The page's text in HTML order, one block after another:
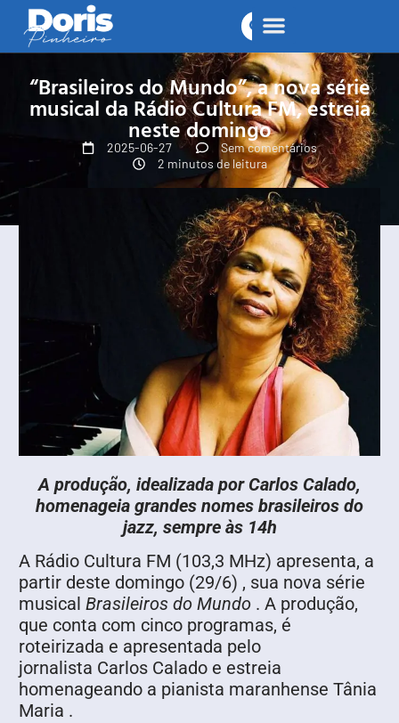
“Brasileiros do Mundo”, a nova série
musical da Rádio Cultura FM, estreia
neste domingo
2025-06-27
Sem comentários
2 minutos de leitura
A produção, idealizada por Carlos Calado,
homenageia grandes nomes brasileiros do
jazz, sempre às 14h
A Rádio Cultura FM (103,3 MHz) apresenta, a
partir deste domingo (29/6) , sua nova série
musical Brasileiros do Mundo . A produção,
que conta com cinco programas, é
roteirizada e apresentada pelo
jornalista Carlos Calado e estreia
homenageando a pianista maranhense Tânia
Maria .